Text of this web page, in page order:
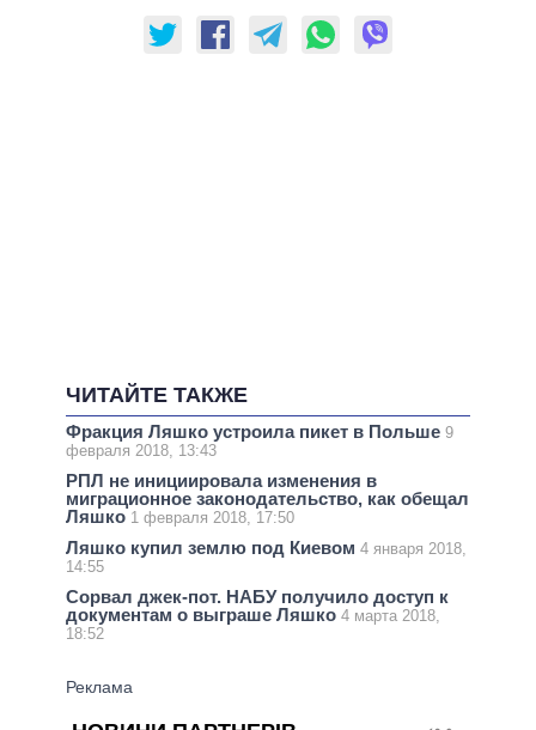
ЧИТАЙТЕ ТАКЖЕ
Фракция Ляшко устроила пикет в Польше 9
февраля 2018, 13:43
РПЛ не инициировала изменения в
миграционное законодательство, как обещал
Ляшко 1 февраля 2018, 17:50
Ляшко купил землю под Киевом 4 января 2018,
14:55
Сорвал джек-пот. НАБУ получило доступ к
документам о выграше Ляшко 4 марта 2018,
18:52